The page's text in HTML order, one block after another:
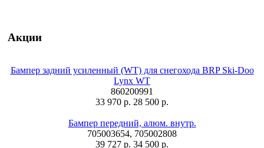
Акции
Бампер задний усиленный (WT) для снегохода BRP Ski-Doo
Lynx WT
860200991
33 970 р. 28 500 р.
Бампер передний, алюм. внутр.
705003654, 705002808
39 727 р. 34 500 р.